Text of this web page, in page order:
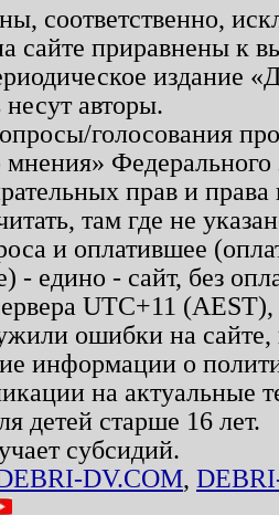
соответственно,
сайте приравнены к
издание
авторы.
голосования
мнения»
прав и
там где не
и оплатившее
- едино - сайт, без
UTC+11
ошибки на
информации о
на актуальные
детей старше 16 лет.
субсидий.
DV.COM,